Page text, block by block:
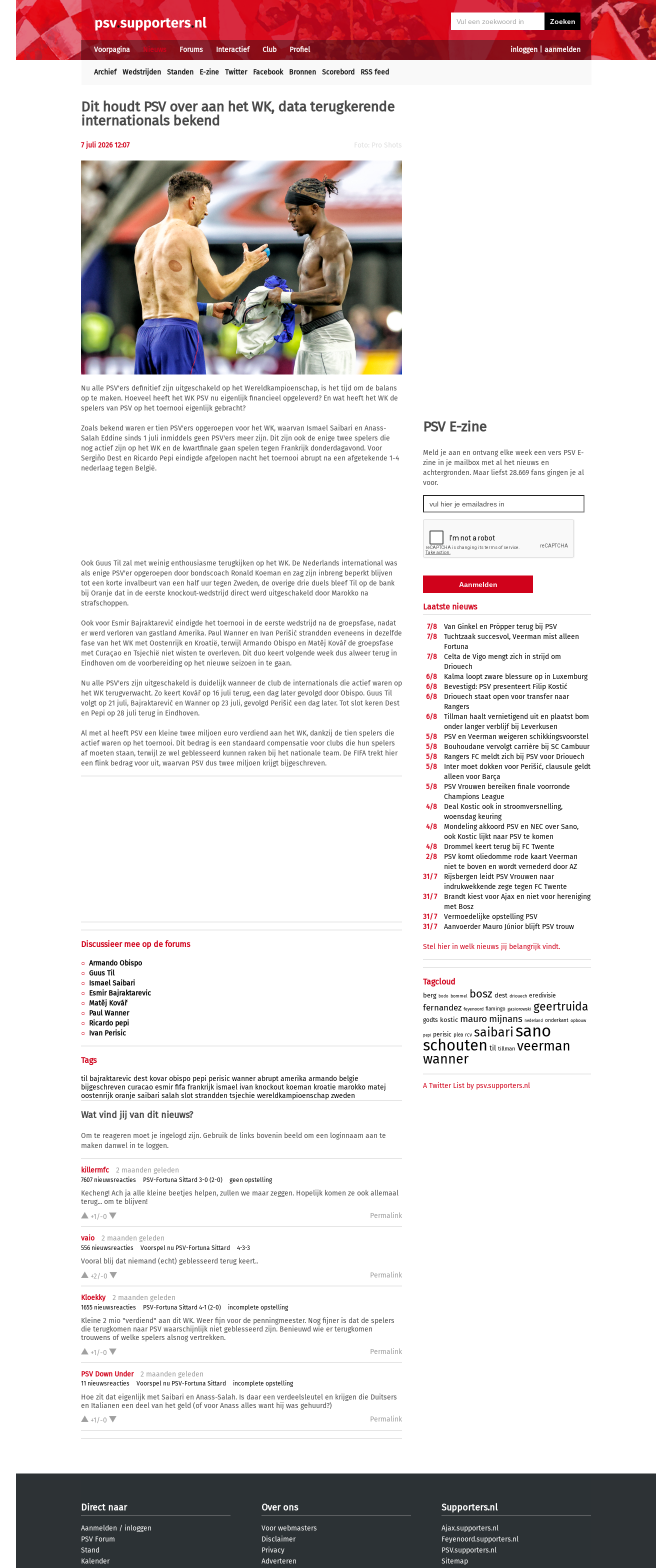
inloggen| aanmelden
Voorpagina Nieuws Forums Interactief Club Profiel
Archief Wedstrijden Standen E-zine Twitter Facebook Bronnen Scorebord RSS feed
Dit houdt PSV over aan het WK, data terugkerende
internationals bekend
7 juli 2026 12:07 Foto: Pro Shots
Nu alle PSV'ers definitief zijn uitgeschakeld op het Wereldkampioenschap, is het tijd om de balans
op te maken. Hoeveel heeft het WK PSV nu eigenlijk financieel opgeleverd? En wat heeft het WK de
spelers van PSV op het toernooi eigenlijk gebracht?
Zoals bekend waren er tien PSV'ers opgeroepen voor het WK, waarvan Ismael Saibari en Anass-
Salah Eddine sinds 1 juli inmiddels geen PSV'ers meer zijn. Dit zijn ook de enige twee spelers die
nog actief zijn op het WK en de kwartfinale gaan spelen tegen Frankrijk donderdagavond. Voor
Sergiño Dest en Ricardo Pepi eindigde afgelopen nacht het toernooi abrupt na een afgetekende 1-4
nederlaag tegen België.
Ook Guus Til zal met weinig enthousiasme terugkijken op het WK. De Nederlands international was
als enige PSV'er opgeroepen door bondscoach Ronald Koeman en zag zijn inbreng beperkt blijven
tot een korte invalbeurt van een half uur tegen Zweden, de overige drie duels bleef Til op de bank
bij Oranje dat in de eerste knockout-wedstrijd direct werd uitgeschakeld door Marokko na
strafschoppen.
Ook voor Esmir Bajraktarević eindigde het toernooi in de eerste wedstrijd na de groepsfase, nadat
er werd verloren van gastland Amerika. Paul Wanner en Ivan Perišić strandden eveneens in dezelfde
fase van het WK met Oostenrijk en Kroatië, terwijl Armando Obispo en Matěj Kovář de groepsfase
met Curaçao en Tsjechië niet wisten te overleven. Dit duo keert volgende week dus alweer terug in
Eindhoven om de voorbereiding op het nieuwe seizoen in te gaan.
Nu alle PSV'ers zijn uitgeschakeld is duidelijk wanneer de club de internationals die actief waren op
het WK terugverwacht. Zo keert Kovář op 16 juli terug, een dag later gevolgd door Obispo. Guus Til
volgt op 21 juli, Bajraktarević en Wanner op 23 juli, gevolgd Perišić een dag later. Tot slot keren Dest
en Pepi op 28 juli terug in Eindhoven.
Al met al heeft PSV een kleine twee miljoen euro verdiend aan het WK, dankzij de tien spelers die
actief waren op het toernooi. Dit bedrag is een standaard compensatie voor clubs die hun spelers
af moeten staan, terwijl ze wel geblesseerd kunnen raken bij het nationale team. De FIFA trekt hier
een flink bedrag voor uit, waarvan PSV dus twee miljoen krijgt bijgeschreven.
Discussieer mee op de forums
Armando Obispo
Guus Til
Ismael Saibari
Esmir Bajraktarevic
Matěj Kovář
Paul Wanner
Ricardo pepi
Ivan Perisic
Tags
til bajraktarevic dest kovar obispo pepi perisic wanner abrupt amerika armando belgie
bijgeschreven curacao esmir fifa frankrijk ismael ivan knockout koeman kroatie marokko matej
oostenrijk oranje saibari salah slot strandden tsjechie wereldkampioenschap zweden
Wat vind jij van dit nieuws?
Om te reageren moet je ingelogd zijn. Gebruik de links bovenin beeld om een loginnaam aan te
maken danwel in te loggen.
killermfc 2 maanden geleden
7607 nieuwsreacties PSV-Fortuna Sittard 3-0 (2-0) geen opstelling
Kecheng! Ach ja alle kleine beetjes helpen, zullen we maar zeggen. Hopelijk komen ze ook allemaal
terug... om te blijven!
+1/-0
Permalink
vaio 2 maanden geleden
556 nieuwsreacties Voorspel nu PSV-Fortuna Sittard 4-3-3
Vooral blij dat niemand (echt) geblesseerd terug keert..
+2/-0
Permalink
Kloekky 2 maanden geleden
1655 nieuwsreacties PSV-Fortuna Sittard 4-1 (2-0) incomplete opstelling
Kleine 2 mio "verdiend" aan dit WK. Weer fijn voor de penningmeester. Nog fijner is dat de spelers
die terugkomen naar PSV waarschijnlijk niet geblesseerd zijn. Benieuwd wie er terugkomen
trouwens of welke spelers alsnog vertrekken.
+1/-0
Permalink
PSV Down Under 2 maanden geleden
11 nieuwsreacties Voorspel nu PSV-Fortuna Sittard incomplete opstelling
Hoe zit dat eigenlijk met Saibari en Anass-Salah. Is daar een verdeelsleutel en krijgen die Duitsers
en Italianen een deel van het geld (of voor Anass alles want hij was gehuurd?)
+1/-0
Permalink
PSV E-zine
Meld je aan en ontvang elke week een vers PSV E-
zine in je mailbox met al het nieuws en
achtergronden. Maar liefst 28.669 fans gingen je al
voor.
Laatste nieuws
7/8
Van Ginkel en Pröpper terug bij PSV
7/8
Tuchtzaak succesvol, Veerman mist alleen
Fortuna
7/8
Celta de Vigo mengt zich in strijd om
Driouech
6/8
Kalma loopt zware blessure op in Luxemburg
6/8
Bevestigd: PSV presenteert Filip Kostić
6/8
Driouech staat open voor transfer naar
Rangers
6/8
Tillman haalt vernietigend uit en plaatst bom
onder langer verblijf bij Leverkusen
5/8
PSV en Veerman weigeren schikkingsvoorstel
5/8
Bouhoudane vervolgt carrière bij SC Cambuur
5/8
Rangers FC meldt zich bij PSV voor Driouech
5/8
Inter moet dokken voor Perišić, clausule geldt
alleen voor Barça
5/8
PSV Vrouwen bereiken finale voorronde
Champions League
4/8
Deal Kostic ook in stroomversnelling,
woensdag keuring
4/8
Mondeling akkoord PSV en NEC over Sano,
ook Kostic lijkt naar PSV te komen
4/8
Drommel keert terug bij FC Twente
2/8
PSV komt oliedomme rode kaart Veerman
niet te boven en wordt vernederd door AZ
31/7
Rijsbergen leidt PSV Vrouwen naar
indrukwekkende zege tegen FC Twente
31/7
Brandt kiest voor Ajax en niet voor hereniging
met Bosz
31/7
Vermoedelijke opstelling PSV
31/7 Aanvoerder Mauro Júnior blijft PSV trouw
Stel hier in welk nieuws jij belangrijk vindt.
Tagcloud
berg bodo bommel bosz dest driouech eredivisie
fernandez feyenoord flamingo gasiorowski geertruida
godts kostic mauro mijnans nederland onderkant opbouw
pepi perisic plea rcv saibari sano
schouten til tillman veerman
wanner
A Twitter List by psv.supporters.nl
Direct naar
Aanmelden / inloggen
PSV Forum
Stand
Kalender
Over ons
Voor webmasters
Disclaimer
Privacy
Adverteren
Supporters.nl
Ajax.supporters.nl
Feyenoord.supporters.nl
PSV.supporters.nl
Sitemap